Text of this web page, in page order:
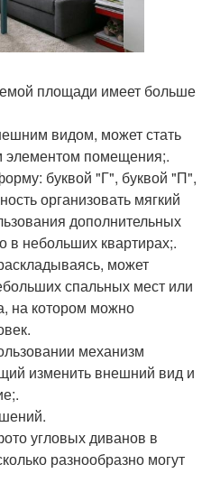
площади имеет больше
видом, может стать
помещения;.
буквой "Г", буквой "П",
организовать мягкий
дополнительных
в небольших квартирах;.
может
спальных мест или
на котором можно
механизм
изменить внешний вид и
угловых диванов в
разнообразно могут